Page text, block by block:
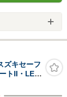
キセーフ
トII・LED
ンサー・
ーター・